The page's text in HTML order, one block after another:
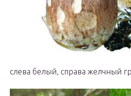
слева белый, справа желчный